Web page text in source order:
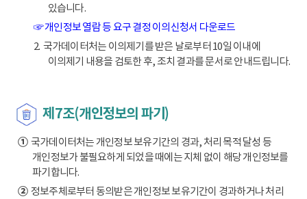
있습니다.
☞ 개인정보 열람 등 요구 결정 이의신청서 다운로드
2. 국가데이터처는 이의제기를 받은 날로부터 10일 이내에
이의제기 내용을 검토한 후, 조치 결과를 문서로 안내드립니다.
제7조(개인정보의 파기)
①국가데이터처는 개인정보 보유기간의 경과, 처리 목적 달성 등
개인정보가 불필요하게 되었을 때에는 지체 없이 해당 개인정보를
파기합니다.
②정보주체로부터 동의받은 개인정보 보유기간이 경과하거나 처리